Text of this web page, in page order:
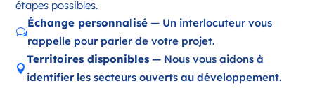
Ambazac Nouvelle-Aquitaine
France
Référence: 87002
Plus d'infos
étapes possibles.
w
Échange personnalisé — Un interlocuteur vous
rappelle pour parler de votre projet.

Territoires disponibles — Nous vous aidons à
identifier les secteurs ouverts au développement.